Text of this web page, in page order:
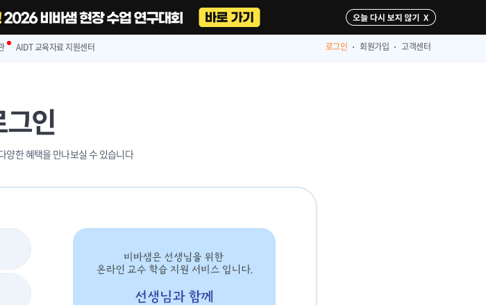
다시 보지 않기
AIDT 교육자료 지원센터 로그인 회원가입 고객센터
인
양한 혜택을 만나보실 수 있습니다